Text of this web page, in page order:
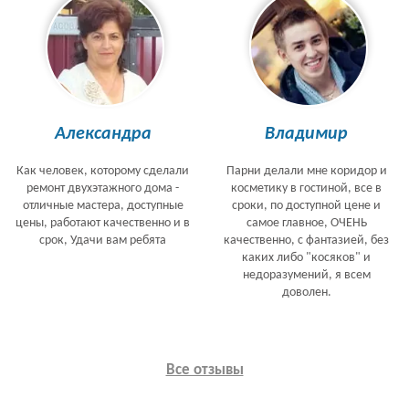
Александра
Как человек, которому сделали
ремонт двухэтажного дома -
отличные мастера, доступные
цены, работают качественно и в
срок, Удачи вам ребята
Владимир
Парни делали мне коридор и
косметику в гостиной, все в
сроки, по доступной цене и
самое главное, ОЧЕНЬ
качественно, с фантазией, без
каких либо "косяков" и
недоразумений, я всем
доволен.
Все отзывы